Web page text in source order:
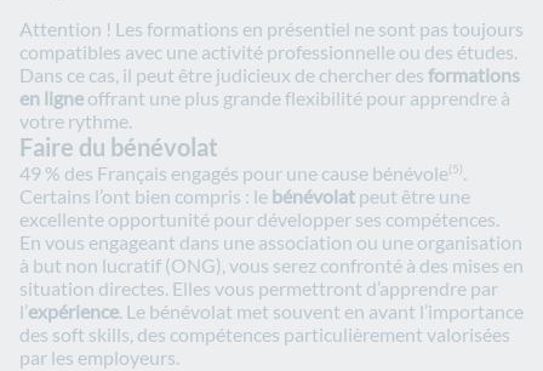
Attention ! Les formations en présentiel ne sont pas toujours
compatibles avec une activité professionnelle ou des études.
Dans ce cas, il peut être judicieux de chercher des formations
en ligne offrant une plus grande flexibilité pour apprendre à
votre rythme.
Faire du bénévolat
49 % des Français engagés pour une cause bénévole(5).
Certains l’ont bien compris : le bénévolat peut être une
excellente opportunité pour développer ses compétences.
En vous engageant dans une association ou une organisation
à but non lucratif (ONG), vous serez confronté à des mises en
situation directes. Elles vous permettront d’apprendre par
l’expérience. Le bénévolat met souvent en avant l’importance
des soft skills, des compétences particulièrement valorisées
par les employeurs.